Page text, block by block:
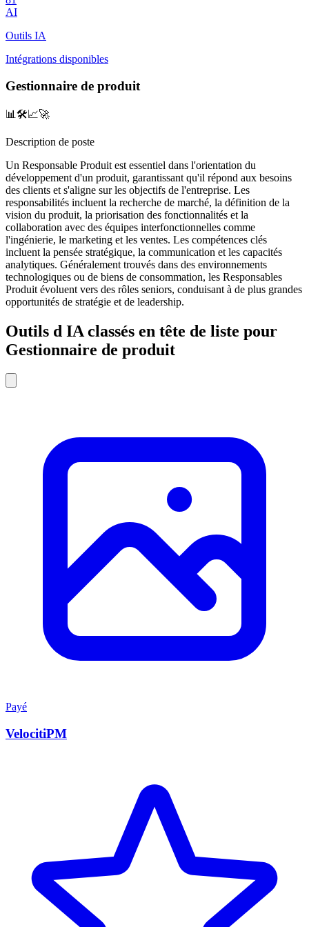
AI
Outils IA
Intégrations disponibles
Gestionnaire de produit
📊🛠️📈🚀
Description de poste
Un Responsable Produit est essentiel dans l'orientation du
développement d'un produit, garantissant qu'il répond aux besoins
des clients et s'aligne sur les objectifs de l'entreprise. Les
responsabilités incluent la recherche de marché, la définition de la
vision du produit, la priorisation des fonctionnalités et la
collaboration avec des équipes interfonctionnelles comme
l'ingénierie, le marketing et les ventes. Les compétences clés
incluent la pensée stratégique, la communication et les capacités
analytiques. Généralement trouvés dans des environnements
technologiques ou de biens de consommation, les Responsables
Produit évoluent vers des rôles seniors, conduisant à de plus grandes
opportunités de stratégie et de leadership.
Outils d IA classés en tête de liste pour
Gestionnaire de produit
Payé
VelocitiPM